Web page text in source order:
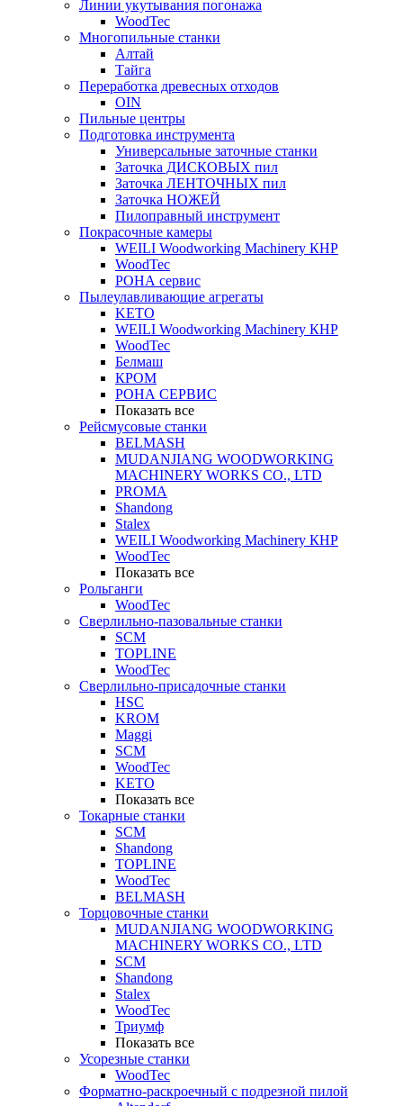
Линии укутывания погонажа
WoodTec
Многопильные станки
Алтай
Тайга
Переработка древесных отходов
OIN
Пильные центры
Подготовка инструмента
Универсальные заточные станки
Заточка ДИСКОВЫХ пил
Заточка ЛЕНТОЧНЫХ пил
Заточка НОЖЕЙ
Пилоправный инструмент
Покрасочные камеры
WEILI Woodworking Machinery КНР
WoodTec
РОНА сервис
Пылеулавливающие агрегаты
KETO
WEILI Woodworking Machinery КНР
WoodTec
Белмаш
КРОМ
РОНА СЕРВИС
Показать все
Рейсмусовые станки
BELMASH
MUDANJIANG WOODWORKING
MACHINERY WORKS CO., LTD
PROMA
Shandong
Stalex
WEILI Woodworking Machinery КНР
WoodTec
Показать все
Рольганги
WoodTec
Сверлильно-пазовальные станки
SCM
TOPLINE
WoodTec
Сверлильно-присадочные станки
HSC
KROM
Maggi
SCM
WoodTec
KETO
Показать все
Токарные станки
SCM
Shandong
TOPLINE
WoodTec
BELMASH
Торцовочные станки
MUDANJIANG WOODWORKING
MACHINERY WORKS CO., LTD
SCM
Shandong
Stalex
WoodTec
Триумф
Показать все
Усорезные станки
WoodTec
Форматно-раскроечный с подрезной пилой